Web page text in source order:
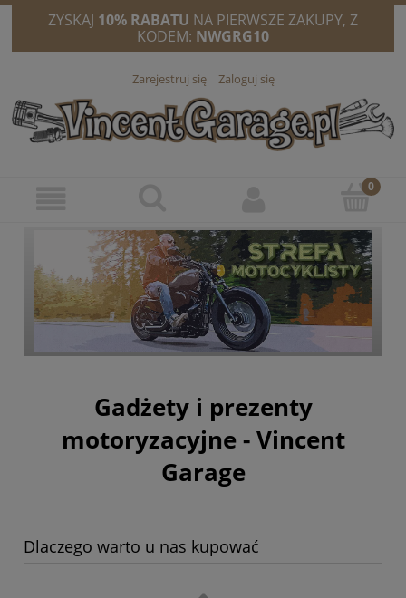
ZYSKAJ 10% RABATU NA PIERWSZE ZAKUPY, Z
KODEM: NWGRG10
Zarejestruj się Zaloguj się
Gadżety i prezenty
motoryzacyjne - Vincent
Garage
Dlaczego warto u nas kupować